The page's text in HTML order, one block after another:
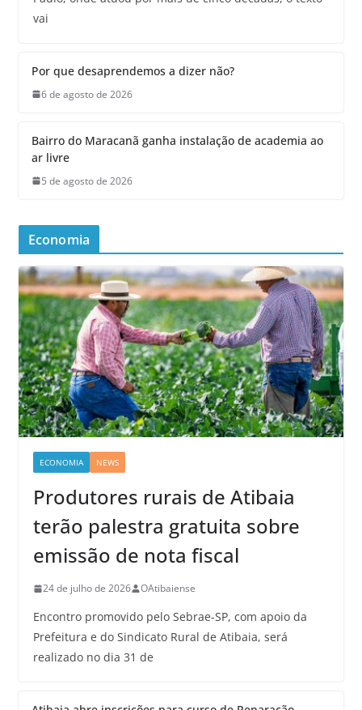
vai
Por que desaprendemos a dizer não?
6 de agosto de 2026
Bairro do Maracanã ganha instalação de academia ao
ar livre
5 de agosto de 2026
Economia
ECONOMIA NEWS
Produtores rurais de Atibaia
terão palestra gratuita sobre
emissão de nota fiscal
24 de julho de 2026 OAtibaiense
Encontro promovido pelo Sebrae-SP, com apoio da
Prefeitura e do Sindicato Rural de Atibaia, será
realizado no dia 31 de